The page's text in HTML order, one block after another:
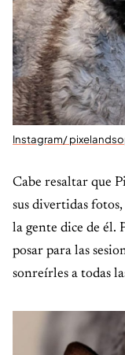
Instagram/
Cabe resaltar que
sus divertidas
la gente dice de él.
posar para las
sonreírles a todas